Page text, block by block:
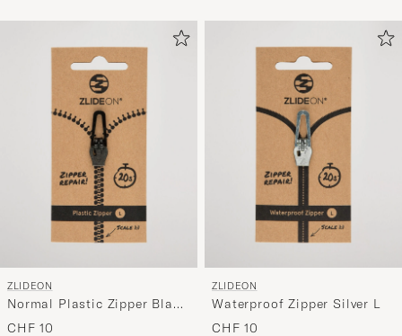
ZLIDEON
Normal Plastic Zipper Black
L
CHF 10
ZLIDEON
Waterproof Zipper Silver L
CHF 10